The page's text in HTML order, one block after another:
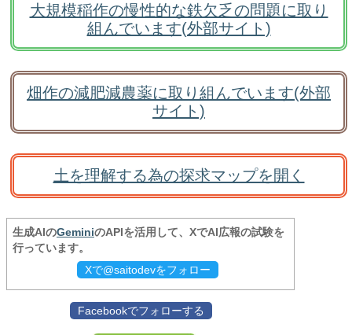
大規模稲作の慢性的な鉄欠乏の問題に取り
組んでいます(外部サイト)
畑作の減肥減農薬に取り組んでいます(外部
サイト)
土を理解する為の探求マップを開く
生成AIのGeminiのAPIを活用して、XでAI広報の試験を
行っています。
Xで@saitodevをフォロー
Facebookでフォローする